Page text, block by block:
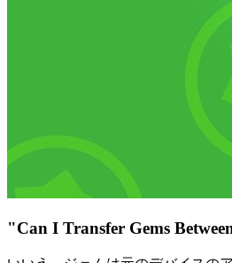
"Can I Transfer Gems